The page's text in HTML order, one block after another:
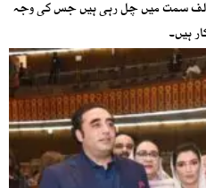
سمت میں چل رہی ہیں جس کی وجہ
ہیں۔